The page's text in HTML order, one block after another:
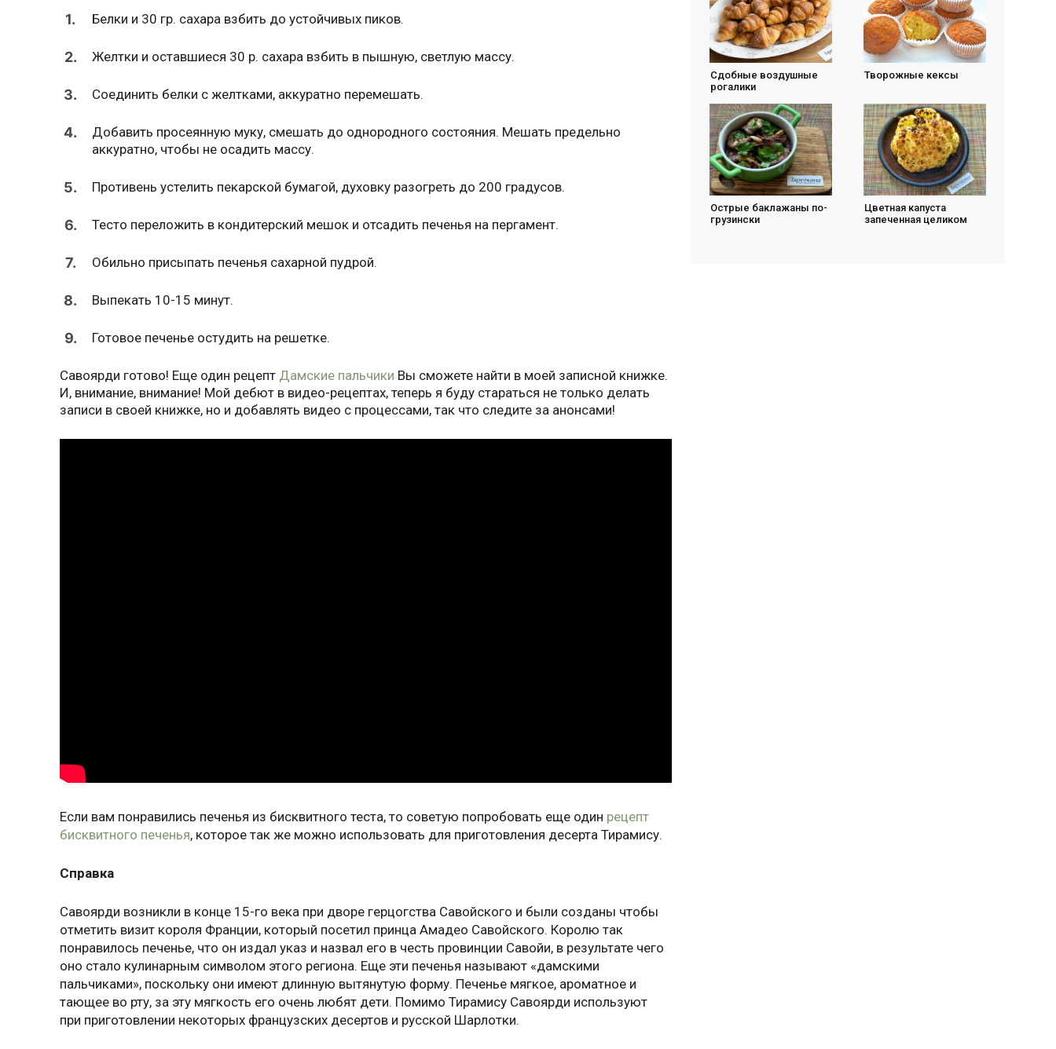
1. Белки и 30 гр. сахара взбить до устойчивых пиков.
2. Желтки и оставшиеся 30 р. сахара взбить в пышную, светлую массу.
3. Соединить белки с желтками, аккуратно перемешать.
4.
Добавить просеянную муку, смешать до однородного состояния. Мешать предельно
аккуратно, чтобы не осадить массу.
5. Противень устелить пекарской бумагой, духовку разогреть до 200 градусов.
6. Тесто переложить в кондитерский мешок и отсадить печенья на пергамент.
7. Обильно присыпать печенья сахарной пудрой.
8. Выпекать 10-15 минут.
9. Готовое печенье остудить на решетке.
Савоярди готово! Еще один рецепт Дамские пальчики Вы сможете найти в моей записной книжке.
И, внимание, внимание! Мой дебют в видео-рецептах, теперь я буду стараться не только делать
записи в своей книжке, но и добавлять видео с процессами, так что следите за анонсами!
Если вам понравились печенья из бисквитного теста, то советую попробовать еще один рецепт
бисквитного печенья, которое так же можно использовать для приготовления десерта Тирамису.
Справка
Савоярди возникли в конце 15-го века при дворе герцогства Савойского и были созданы чтобы
отметить визит короля Франции, который посетил принца Амадео Савойского. Королю так
понравилось печенье, что он издал указ и назвал его в честь провинции Савойи, в результате чего
оно стало кулинарным символом этого региона. Еще эти печенья называют «дамскими
пальчиками», поскольку они имеют длинную вытянутую форму. Печенье мягкое, ароматное и
тающее во рту, за эту мягкость его очень любят дети. Помимо Тирамису Савоярди используют
при приготовлении некоторых французских десертов и русской Шарлотки.
Cдобные воздушные
рогалики
Творожные кексы
Острые баклажаны по-
грузински
Цветная капуста
запеченная целиком